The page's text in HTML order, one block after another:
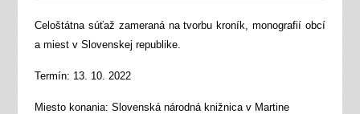
Celoštátna súťaž zameraná na tvorbu kroník, monografií obcí
a miest v Slovenskej republike.
Termín: 13. 10. 2022
Miesto konania: Slovenská národná knižnica v Martine